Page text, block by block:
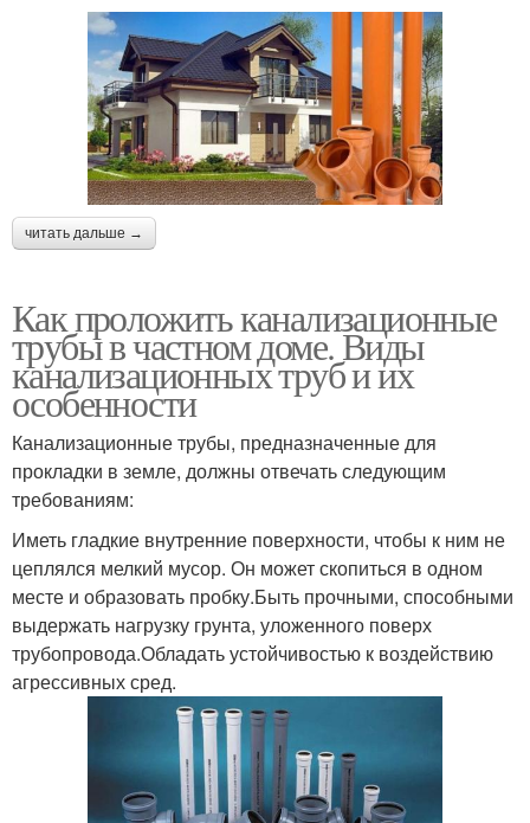
читать дальше →
Как проложить канализационные
трубы в частном доме. Виды
канализационных труб и их
особенности
Канализационные трубы, предназначенные для
прокладки в земле, должны отвечать следующим
требованиям:
Иметь гладкие внутренние поверхности, чтобы к ним не
цеплялся мелкий мусор. Он может скопиться в одном
месте и образовать пробку.Быть прочными, способными
выдержать нагрузку грунта, уложенного поверх
трубопровода.Обладать устойчивостью к воздействию
агрессивных сред.